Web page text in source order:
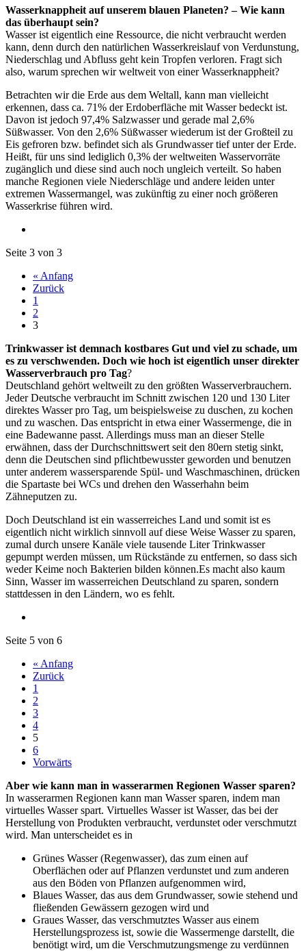
Wasserknappheit auf unserem blauen Planeten? – Wie kann
das überhaupt sein?
Wasser ist eigentlich eine Ressource, die nicht verbraucht werden
kann, denn durch den natürlichen Wasserkreislauf von Verdunstung,
Niederschlag und Abfluss geht kein Tropfen verloren. Fragt sich
also, warum sprechen wir weltweit von einer Wasserknappheit?
Betrachten wir die Erde aus dem Weltall, kann man vielleicht
erkennen, dass ca. 71% der Erdoberfläche mit Wasser bedeckt ist.
Davon ist jedoch 97,4% Salzwasser und gerade mal 2,6%
Süßwasser. Von den 2,6% Süßwasser wiederum ist der Großteil zu
Eis gefroren bzw. befindet sich als Grundwasser tief unter der Erde.
Heißt, für uns sind lediglich 0,3% der weltweiten Wasservorräte
zugänglich und diese sind auch noch ungleich verteilt. So haben
manche Regionen viele Niederschläge und andere leiden unter
extremen Wassermangel, was zukünftig zu einer noch größeren
Wasserkrise führen wird.
Seite 3 von 3
« Anfang
Zurück
1
2
3
Trinkwasser ist demnach kostbares Gut und viel zu schade, um
es zu verschwenden. Doch wie hoch ist eigentlich unser direkter
Wasserverbrauch pro Tag?
Deutschland gehört weltweilt zu den größten Wasserverbrauchern.
Jeder Deutsche verbraucht im Schnitt zwischen 120 und 130 Liter
direktes Wasser pro Tag, um beispielsweise zu duschen, zu kochen
und zu waschen. Das entspricht in etwa einer Wassermenge, die in
eine Badewanne passt. Allerdings muss man an dieser Stelle
erwähnen, dass der Durchschnittswert seit den 80ern stetig sinkt,
denn die Deutschen sind pflichtbewusster geworden und benutzen
unter anderem wassersparende Spül- und Waschmaschinen, drücken
die Spartaste bei WCs und drehen den Wasserhahn beim
Zähneputzen zu.
Doch Deutschland ist ein wasserreiches Land und somit ist es
eigentlich nicht wirklich sinnvoll auf diese Weise Wasser zu sparen,
zumal durch unsere Kanäle viele tausende Liter Trinkwasser
gepumpt werden müssen, um Rückstände zu entfernen, so dass sich
weder Keime noch Bakterien bilden können.Es macht also kaum
Sinn, Wasser im wasserreichen Deutschland zu sparen, sondern
stattdessen in den Ländern, wo es fehlt.
Seite 5 von 6
« Anfang
Zurück
1
2
3
4
5
6
Vorwärts
Aber wie kann man in wasserarmen Regionen Wasser sparen?
In wasserarmen Regionen kann man Wasser sparen, indem man
virtuelles Wasser spart. Virtuelles Wasser ist Wasser, das bei der
Herstellung von Produkten verbraucht, verdunstet oder verschmutzt
wird. Man unterscheidet es in
Grünes Wasser (Regenwasser), das zum einen auf
Oberflächen oder auf Pflanzen verdunstet und zum anderen
aus den Böden von Pflanzen aufgenommen wird,
Blaues Wasser, das aus dem Grundwasser, sowie stehend und
fließenden Gewässern gezogen wird und
Graues Wasser, das verschmutztes Wasser aus einem
Herstellungsprozess ist, sowie die Wassermenge darstellt, die
benötigt wird, um die Verschmutzungsmenge zu verdünnen